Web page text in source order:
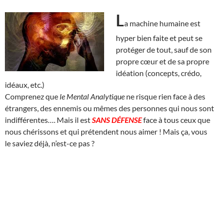
La machine humaine est
hyper bien faite et peut se
protéger de tout, sauf de son
propre cœur et de sa propre
idéation (concepts, crédo,
idéaux, etc.)
Comprenez que le Mental Analytique ne risque rien face à des
étrangers, des ennemis ou mêmes des personnes qui nous sont
indifférentes…. Mais il estSANS DÉFENSEface à tous ceux que
nous chérissons et qui prétendent nous aimer ! Mais ça, vous
le saviez déjà, n’est-ce pas ?